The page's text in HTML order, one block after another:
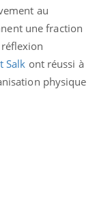
au
une fraction
Salk ont réussi à
physique